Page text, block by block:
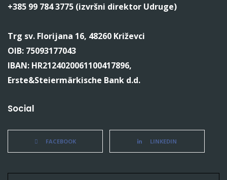
+385 99 784 3775 (izvršni direktor Udruge)
Trg sv. Florijana 16, 48260 Križevci
OIB: 75093177043
IBAN: HR2124020061100417896,
Erste&Steiermärkische Bank d.d.
Social
FACEBOOK LINKEDIN